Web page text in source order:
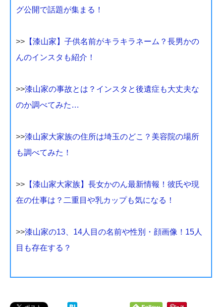
グ公開で話題が集まる！
>> 【漆山家】子供名前がキラキラネーム？長男かの
んのインスタも紹介！
>>漆山家の事故とは？インスタと後遺症も大丈夫な
のか調べてみた…
>>漆山家大家族の住所は埼玉のどこ？美容院の場所
も調べてみた！
>> 【漆山家大家族】長女かのん最新情報！彼氏や現
在の仕事は？二重目や乳カップも気になる！
>>漆山家の13、14人目の名前や性別・顔画像！15人
目も存在する？